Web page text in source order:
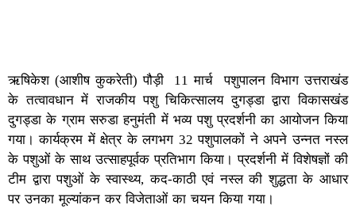
ऋषिकेश (आशीष कुकरेती) पौड़ी 11 मार्च पशुपालन विभाग उत्तराखंड
के तत्वावधान में राजकीय पशु चिकित्सालय दुगड्डा द्वारा विकासखंड
दुगड्डा के ग्राम सरुडा हनुमंती में भव्य पशु प्रदर्शनी का आयोजन किया
गया। कार्यक्रम में क्षेत्र के लगभग 32 पशुपालकों ने अपने उन्नत नस्ल
के पशुओं के साथ उत्साहपूर्वक प्रतिभाग किया। प्रदर्शनी में विशेषज्ञों की
टीम द्वारा पशुओं के स्वास्थ्य, कद-काठी एवं नस्ल की शुद्धता के आधार
पर उनका मूल्यांकन कर विजेताओं का चयन किया गया।